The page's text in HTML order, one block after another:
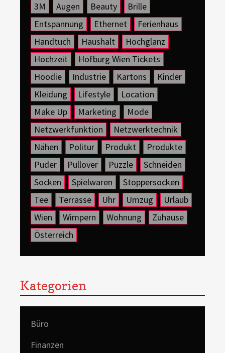
3M Augen Beauty
Brille
Entspannung
Ethernet
Ferienhaus
Handtuch
Haushalt
Hochglanz
Hochzeit
Hofburg Wien Tickets
Hoodie
Industrie Kartons
Kinder
Kleidung
Lifestyle
Location
Make Up
Marketing
Mode
Netzwerkfunktion
Netzwerktechnik
Nähen
Politur Produkt
Produkte
Puder
Pullover Puzzle
Schneiden
Socken
Spielwaren
Stoppersocken
Tee
Terrasse Uhr Umzug
Urlaub
Wien
Wimpern Wohnung
Zuhause
Österreich
Kategorien
Büro
Finanzen